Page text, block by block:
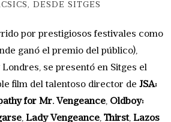
DESDE SITGES
por prestigiosos festivales como
ganó el premio del público),
se presentó en Sitges el
film del talentoso director de JSA:
for Mr. Vengeance, Oldboy:
, Lady Vengeance, Thirst, Lazos